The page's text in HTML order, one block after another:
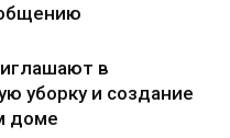
в
уборку и создание
доме